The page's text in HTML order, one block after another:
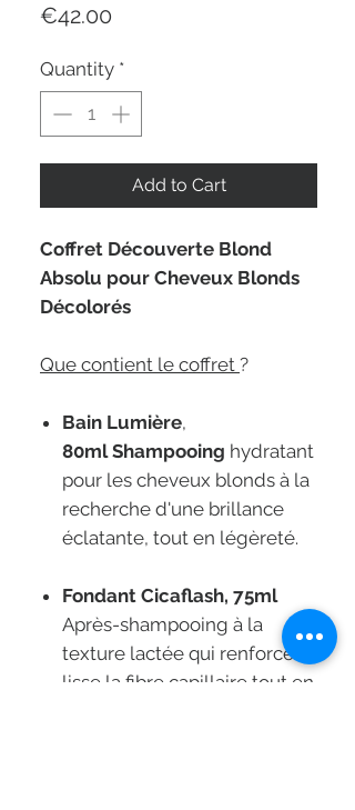
€42.00
Quantity *
Add to Cart
Coffret Découverte Blond
Absolu pour Cheveux Blonds
Décolorés
Que contient le coffret ?
Bain Lumière,
80ml Shampooing hydratant
pour les cheveux blonds à la
recherche d'une brillance
éclatante, tout en légèreté.
Fondant Cicaflash, 75ml
Après-shampooing à la
texture lactée qui renforce et
lisse la fibre capillaire tout en